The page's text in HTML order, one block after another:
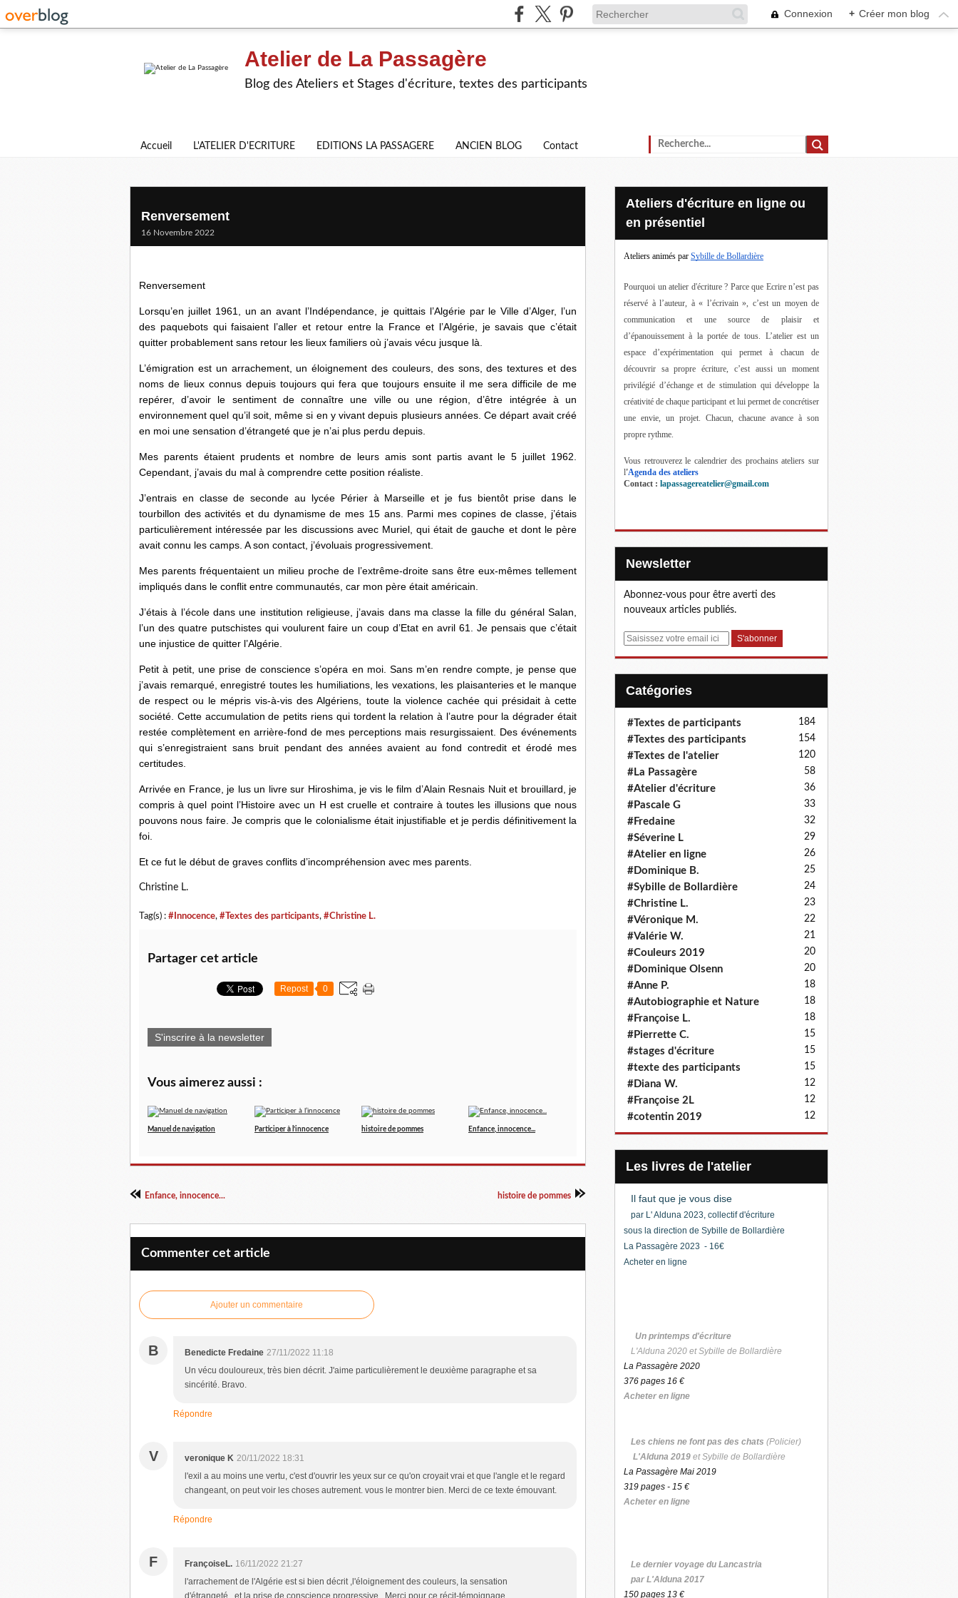
Connexion + Créer mon blog
Atelier de La Passagère
Blog des Ateliers et Stages d'écriture, textes des participants
Accueil L'ATELIER D'ECRITURE EDITIONS LA PASSAGERE ANCIEN BLOG Contact
Renversement
16 Novembre 2022
Renversement
Lorsqu’en juillet 1961, un an avant l’Indépendance, je quittais l’Algérie par le Ville d’Alger, l’un
des paquebots qui faisaient l’aller et retour entre la France et l’Algérie, je savais que c’était
quitter probablement sans retour les lieux familiers où j’avais vécu jusque là.
L’émigration est un arrachement, un éloignement des couleurs, des sons, des textures et des
noms de lieux connus depuis toujours qui fera que toujours ensuite il me sera difficile de me
repérer, d’avoir le sentiment de connaître une ville ou une région, d’être intégrée à un
environnement quel qu’il soit, même si en y vivant depuis plusieurs années. Ce départ avait créé
en moi une sensation d’étrangeté que je n’ai plus perdu depuis.
Mes parents étaient prudents et nombre de leurs amis sont partis avant le 5 juillet 1962.
Cependant, j’avais du mal à comprendre cette position réaliste.
J’entrais en classe de seconde au lycée Périer à Marseille et je fus bientôt prise dans le
tourbillon des activités et du dynamisme de mes 15 ans. Parmi mes copines de classe, j’étais
particulièrement intéressée par les discussions avec Muriel, qui était de gauche et dont le père
avait connu les camps. A son contact, j’évoluais progressivement.
Mes parents fréquentaient un milieu proche de l’extrême-droite sans être eux-mêmes tellement
impliqués dans le conflit entre communautés, car mon père était américain.
J’étais à l’école dans une institution religieuse, j’avais dans ma classe la fille du général Salan,
l’un des quatre putschistes qui voulurent faire un coup d’Etat en avril 61. Je pensais que c’était
une injustice de quitter l’Algérie.
Petit à petit, une prise de conscience s’opéra en moi. Sans m’en rendre compte, je pense que
j’avais remarqué, enregistré toutes les humiliations, les vexations, les plaisanteries et le manque
de respect ou le mépris vis-à-vis des Algériens, toute la violence cachée qui présidait à cette
société. Cette accumulation de petits riens qui tordent la relation à l’autre pour la dégrader était
restée complètement en arrière-fond de mes perceptions mais resurgissaient. Des événements
qui s’enregistraient sans bruit pendant des années avaient au fond contredit et érodé mes
certitudes.
Arrivée en France, je lus un livre sur Hiroshima, je vis le film d’Alain Resnais Nuit et brouillard, je
compris à quel point l’Histoire avec un H est cruelle et contraire à toutes les illusions que nous
pouvons nous faire. Je compris que le colonialisme était injustifiable et je perdis définitivement la
foi.
Et ce fut le début de graves conflits d’incompréhension avec mes parents.
Christine L.
Tag(s) : #Innocence, #Textes des participants, #Christine L.
Partager cet article
Repost 0
S'inscrire à la newsletter
Vous aimerez aussi :
Manuel de navigation Participer à l’innocence histoire de pommes Enfance, innocence...
Enfance, innocence... histoire de pommes
Commenter cet article
Ajouter un commentaire
B Benedicte Fredaine 27/11/2022 11:18
Un vécu douloureux, très bien décrit. J'aime particulièrement le deuxième paragraphe et sa
sincérité. Bravo.
Répondre
V veronique K 20/11/2022 18:31
l'exil a au moins une vertu, c'est d'ouvrir les yeux sur ce qu'on croyait vrai et que l'angle et le regard
changeant, on peut voir les choses autrement. vous le montrer bien. Merci de ce texte émouvant.
Répondre
F FrançoiseL. 16/11/2022 21:27
l'arrachement de l'Algérie est si bien décrit ,l'éloignement des couleurs, la sensation
d'étrangeté...et la prise de conscience progressive . Merci pour ce récit-témoignage.
Ateliers d'écriture en ligne ou
en présentiel
Ateliers animés par Sybille de Bollardière
Pourquoi un atelier d'écriture ? Parce que Ecrire n’est pas
réservé à l’auteur, à « l’écrivain », c’est un moyen de
communication et une source de plaisir et
d’épanouissement à la portée de tous. L’atelier est un
espace d’expérimentation qui permet à chacun de
découvrir sa propre écriture, c’est aussi un moment
privilégié d’échange et de stimulation qui développe la
créativité de chaque participant et lui permet de concrétiser
une envie, un projet. Chacun, chacune avance à son
propre rythme.
Vous retrouverez le calendrier des prochains ateliers sur
l'Agenda des ateliers
Contact : lapassagereatelier@gmail.com
Newsletter
Abonnez-vous pour être averti des
nouveaux articles publiés.
E
Catégories
#Textes de participants 184
#Textes des participants 154
#Textes de l'atelier 120
#La Passagère 58
#Atelier d'écriture 36
#Pascale G 33
#Fredaine 32
#Séverine L 29
#Atelier en ligne 26
#Dominique B. 25
#Sybille de Bollardière 24
#Christine L. 23
#Véronique M. 22
#Valérie W. 21
#Couleurs 2019 20
#Dominique Olsenn 20
#Anne P. 18
#Autobiographie et Nature 18
#Françoise L. 18
#Pierrette C. 15
#stages d'écriture 15
#texte des participants 15
#Diana W. 12
#Françoise 2L 12
#cotentin 2019 12
Les livres de l'atelier
Il faut que je vous dise
par L' Alduna 2023, collectif d'écriture
sous la direction de Sybille de Bollardière
La Passagère 2023 - 16€
Acheter en ligne
Un printemps d'écriture
L'Alduna 2020 et Sybille de Bollardière
La Passagère 2020
376 pages 16 €
Acheter en ligne
Les chiens ne font pas des chats (Policier)
L'Alduna 2019 et Sybille de Bollardière
La Passagère Mai 2019
319 pages - 15 €
Acheter en ligne
Le dernier voyage du Lancastria
par L'Alduna 2017
150 pages 13 €